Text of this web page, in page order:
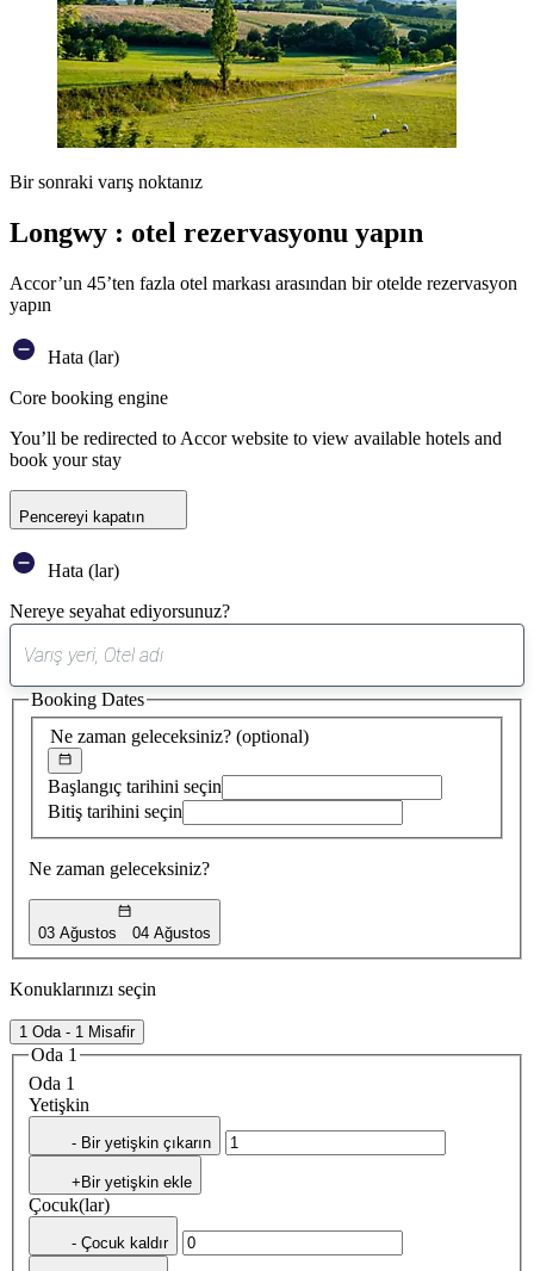
Bir sonraki varış noktanız
Longwy : otel rezervasyonu yapın
Accor’un 45’ten fazla otel markası arasından bir otelde rezervasyon
yapın
Hata (lar)
Core booking engine
You’ll be redirected to Accor website to view available hotels and
book your stay
Pencereyi kapatın
Hata (lar)
Nereye seyahat ediyorsunuz?
öneri
bulundu
Ne zaman geleceksiniz? (optional)
Başlangıç tarihini seçin
Bitiş tarihini seçin
Ne zaman geleceksiniz?
03 Ağustos 04 Ağustos
Booking Dates
Konuklarınızı seçin
1 Oda - 1 Misafir
Oda 1
Oda 1
Yetişkin
- Bir yetişkin çıkarın
+Bir yetişkin ekle
Çocuk(lar)
- Çocuk kaldır